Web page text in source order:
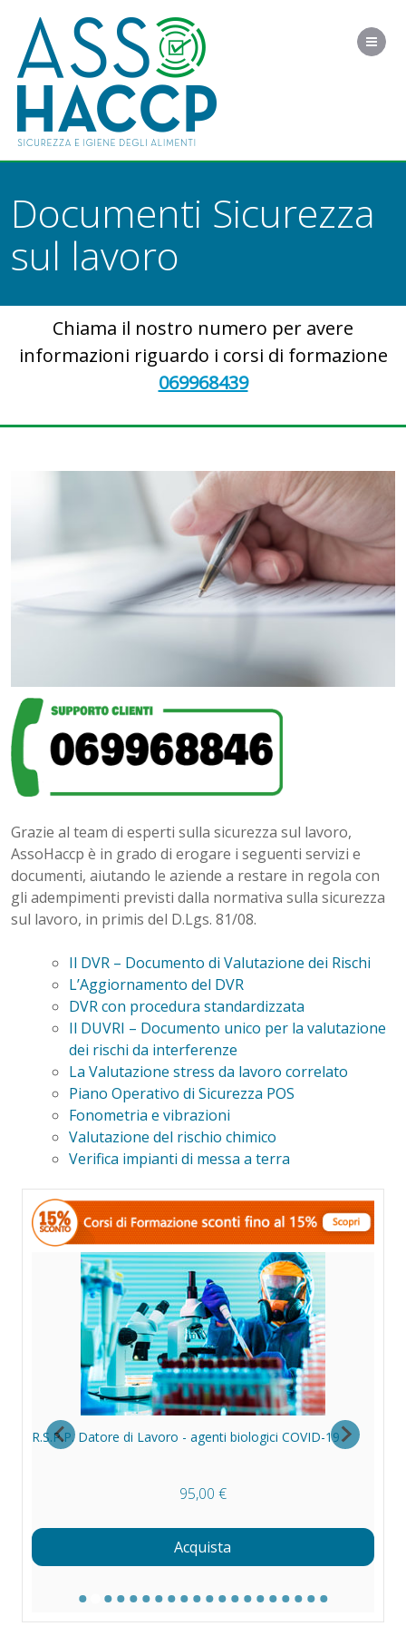
Documenti Sicurezza
sul lavoro
Chiama il nostro numero per avere
informazioni riguardo i corsi di formazione
069968439
Grazie al team di esperti sulla sicurezza sul lavoro,
AssoHaccp è in grado di erogare i seguenti servizi e
documenti, aiutando le aziende a restare in regola con
gli adempimenti previsti dalla normativa sulla sicurezza
sul lavoro, in primis del D.Lgs. 81/08.
Il DVR – Documento di Valutazione dei Rischi
L’Aggiornamento del DVR
DVR con procedura standardizzata
Il DUVRI – Documento unico per la valutazione
dei rischi da interferenze
La Valutazione stress da lavoro correlato
Piano Operativo di Sicurezza POS
Fonometria e vibrazioni
Valutazione del rischio chimico
Verifica impianti di messa a terra
R.S.P.P. Datore di Lavoro - agenti biologici COVID-19
95,00 €
Acquista